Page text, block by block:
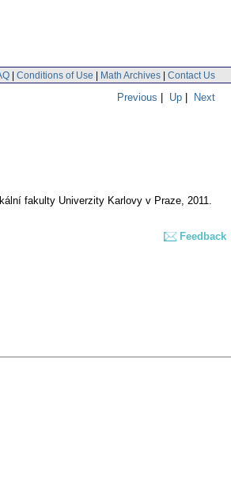
| Conditions of Use | Math Archives | Contact Us
Previous | Up | Next
fakulty Univerzity Karlovy v Praze, 2011.
Feedback